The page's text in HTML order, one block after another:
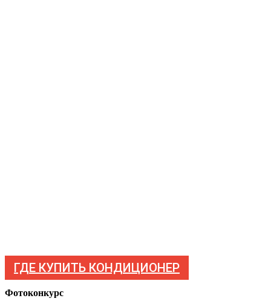
ГДЕ КУПИТЬ КОНДИЦИОНЕР
Фотоконкурс